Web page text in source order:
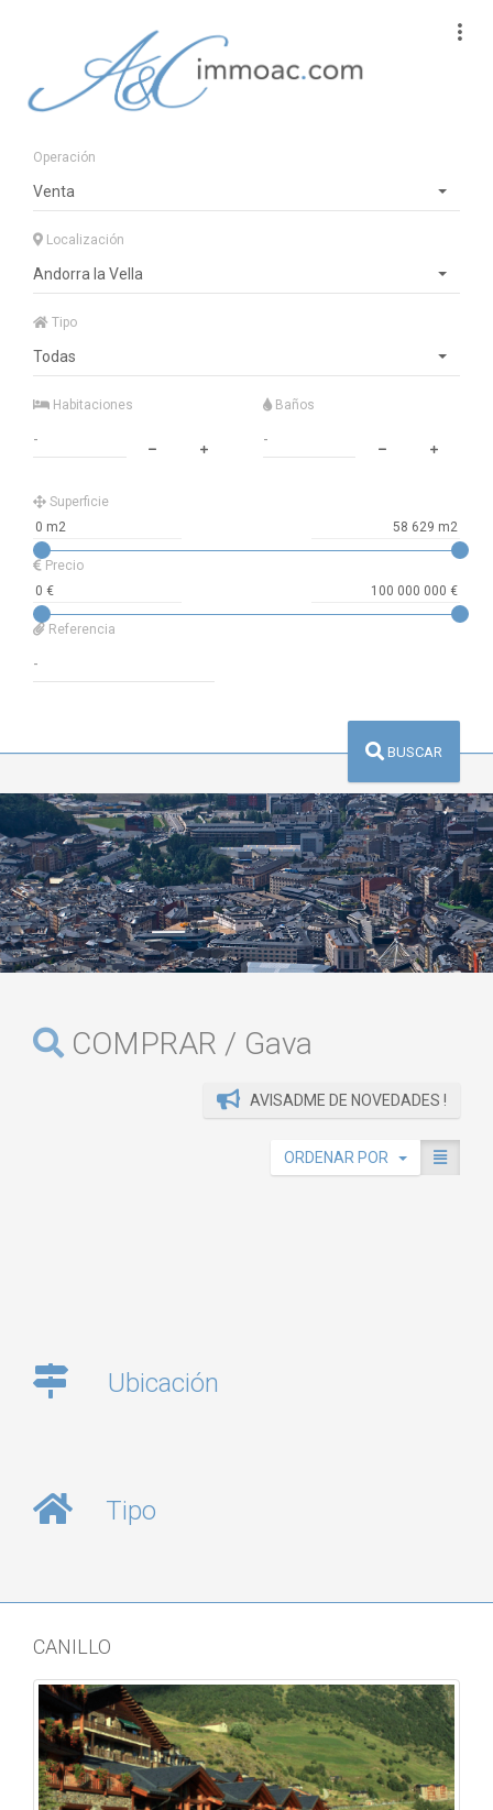
Operación
Venta
Localización
Andorra la Vella
Tipo
Todas
Habitaciones Baños
Superficie
Precio
Referencia
BUSCAR
COMPRAR / Gava
AVISADME DE NOVEDADES !
ORDENAR POR
Ubicación
Tipo
CANILLO